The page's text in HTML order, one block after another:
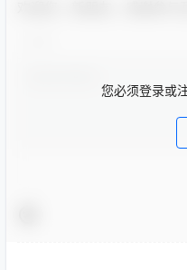
您必须登录或